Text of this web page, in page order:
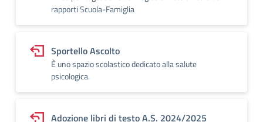
rapporti Scuola-Famiglia
Sportello Ascolto
È uno spazio scolastico dedicato alla salute
psicologica.
Adozione libri di testo A.S. 2024/2025